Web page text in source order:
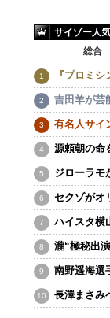
サイゾー人
総合
『プロミ
吉田羊が芸
有名人サイ
源頼朝の命
ジローラモ
セクゾが
ハイスタ横
瀧“極秘出
南野遥海選
長澤まさみ